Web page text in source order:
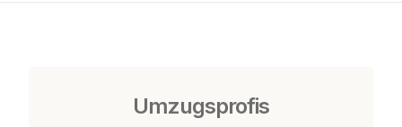
Umzugsprofis